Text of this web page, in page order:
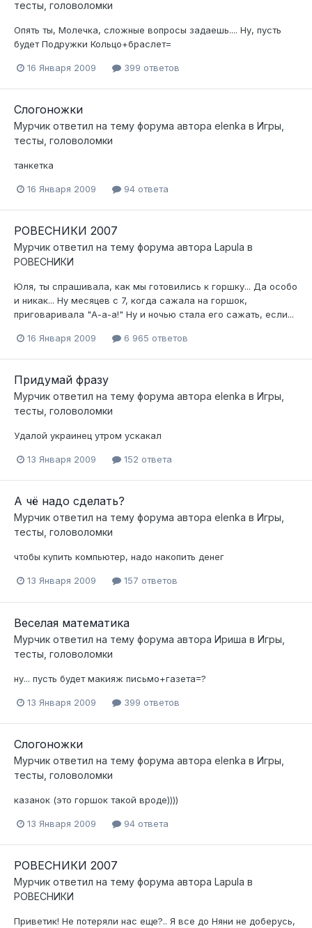
тесты, головоломки
Опять ты, Молечка, сложные вопросы задаешь.... Ну, пусть
будет Подружки Кольцо+браслет=
16 Января 2009 399 ответов
Слогоножки
Мурчик ответил на тему форума автора elenka в Игры,
тесты, головоломки
танкетка
16 Января 2009 94 ответа
РОВЕСНИКИ 2007
Мурчик ответил на тему форума автора Lapula в
РОВЕСНИКИ
Юля, ты спрашивала, как мы готовились к горшку... Да особо
и никак... Ну месяцев с 7, когда сажала на горшок,
приговаривала "А-а-а!" Ну и ночью стала его сажать, если...
16 Января 2009 6 965 ответов
Придумай фразу
Мурчик ответил на тему форума автора elenka в Игры,
тесты, головоломки
Удалой украинец утром ускакал
13 Января 2009 152 ответа
А чё надо сделать?
Мурчик ответил на тему форума автора elenka в Игры,
тесты, головоломки
чтобы купить компьютер, надо накопить денег
13 Января 2009 157 ответов
Веселая математика
Мурчик ответил на тему форума автора Ириша в Игры,
тесты, головоломки
ну... пусть будет макияж письмо+газета=?
13 Января 2009 399 ответов
Слогоножки
Мурчик ответил на тему форума автора elenka в Игры,
тесты, головоломки
казанок (это горшок такой вроде))))
13 Января 2009 94 ответа
РОВЕСНИКИ 2007
Мурчик ответил на тему форума автора Lapula в
РОВЕСНИКИ
Приветик! Не потеряли нас еще?.. Я все до Няни не доберусь,